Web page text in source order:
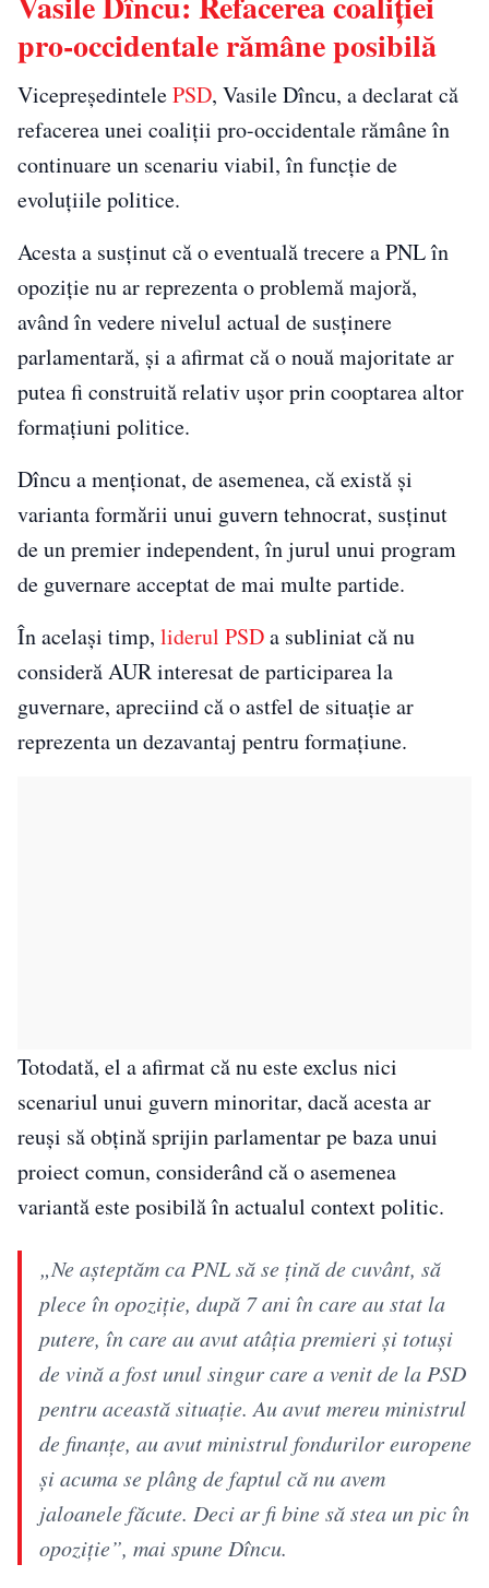
pro-occidentale rămâne posibilă
VicepreședintelePSD, Vasile Dîncu, a declarat că
refacerea unei coaliții pro-occidentale rămâne în
continuare un scenariu viabil, în funcție de
evoluțiile politice.
Acesta a susținut că o eventuală trecere a PNL în
opoziție nu ar reprezenta o problemă majoră,
având în vedere nivelul actual de susținere
parlamentară, și a afirmat că o nouă majoritate ar
putea fi construită relativ ușor prin cooptarea altor
formațiuni politice.
Dîncu a menționat, de asemenea, că există și
varianta formării unui guvern tehnocrat, susținut
de un premier independent, în jurul unui program
de guvernare acceptat de mai multe partide.
În același timp, liderul PSDa subliniat că nu
consideră AUR interesat de participarea la
guvernare, apreciind că o astfel de situație ar
reprezenta un dezavantaj pentru formațiune.
Totodată, el a afirmat că nu este exclus nici
scenariul unui guvern minoritar, dacă acesta ar
reuși să obțină sprijin parlamentar pe baza unui
proiect comun, considerând că o asemenea
variantă este posibilă în actualul context politic.
„Ne așteptăm ca PNL să se țină de cuvânt, să
plece în opoziție, după 7 ani în care au stat la
putere, în care au avut atâția premieri și totuși
de vină a fost unul singur care a venit de la PSD
pentru această situație. Au avut mereu ministrul
de finanțe, au avut ministrul fondurilor europene
și acuma se plâng de faptul că nu avem
jaloanele făcute. Deci ar fi bine să stea un pic în
opoziție”, mai spune Dîncu.